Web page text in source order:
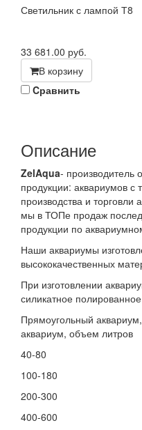
Светильник с лампой Т8
33 681.00 руб.
В корзину
Cравнить
Описание
ZelAqua- производитель
продукции: аквариумов
производства и
мы в ТОПе продаж
продукции по
Наши аквариумы
высококачественных
При изготовлении
силикатное
Прямоугольный
аквариум, объем литров
40-80
100-180
200-300
400-600